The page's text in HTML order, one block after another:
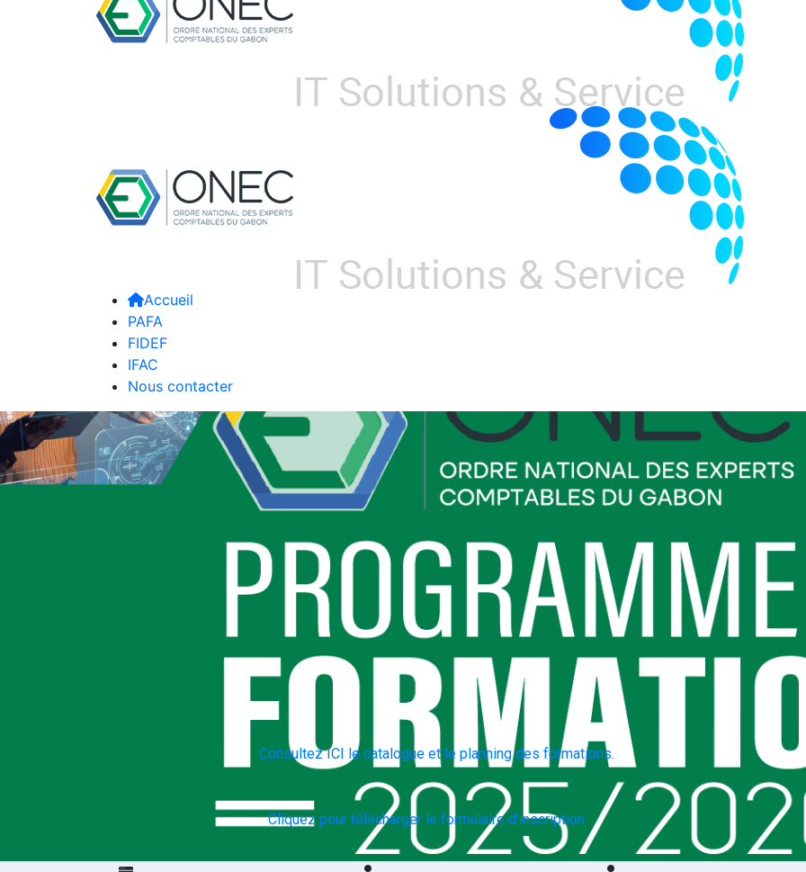
Accueil
PAFA
FIDEF
IFAC
Nous contacter
Cliquez pour télécharger le formulaire d'inscription.
Consultez ICI le catalogue et le planning des formations.